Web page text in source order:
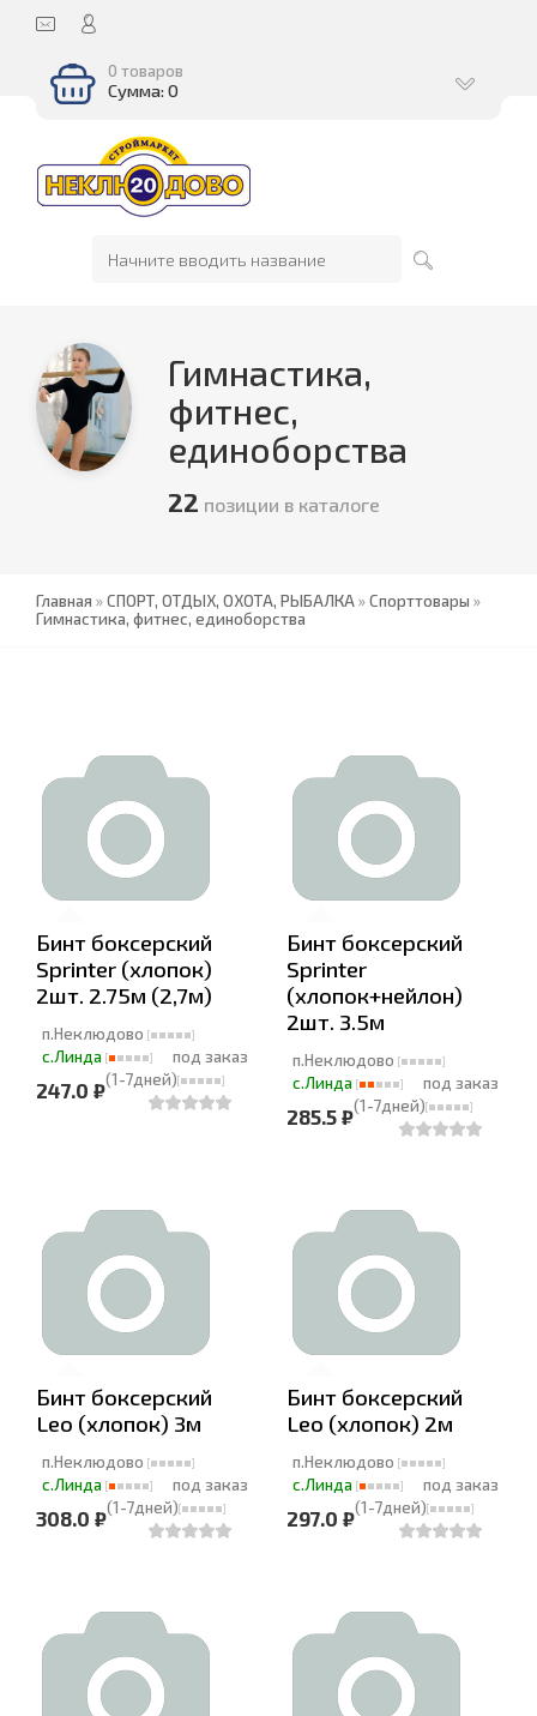
0 товаров
Сумма: 0
Гимнастика,
фитнес,
единоборства
22 позиции в каталоге
Главная »СПОРТ, ОТДЫХ, ОХОТА, РЫБАЛКА»Спорттовары »
Гимнастика, фитнес, единоборства
Бинт боксерский
Sprinter (хлопок)
2шт. 2.75м (2,7м)
п.Неклюдово
с.Линда
под заказ
(1-7дней)
247.0 ₽
Бинт боксерский
Sprinter
(хлопок+нейлон)
2шт. 3.5м
п.Неклюдово
с.Линда
под заказ
(1-7дней)
285.5 ₽
Бинт боксерский
Leo (хлопок) 3м
п.Неклюдово
с.Линда
под заказ
(1-7дней)
308.0 ₽
Бинт боксерский
Leo (хлопок) 2м
п.Неклюдово
с.Линда
под заказ
(1-7дней)
297.0 ₽